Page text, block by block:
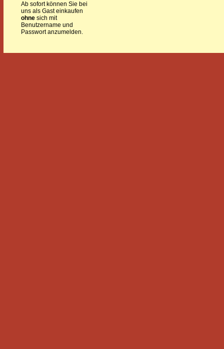
Ab sofort können Sie bei
uns als Gast einkaufen
ohne sich mit
Benutzername und
Passwort anzumelden.